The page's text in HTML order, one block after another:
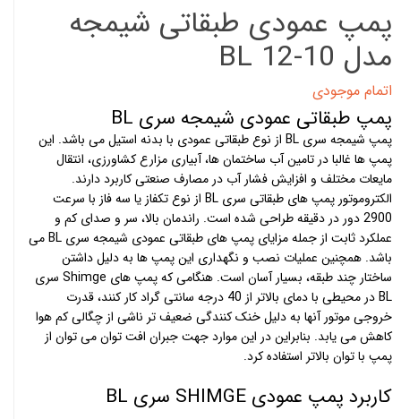
پمپ عمودی طبقاتی شیمجه
مدل BL 12-10
اتمام موجودی
پمپ طبقاتی عمودی شیمجه سری BL
پمپ شیمجه سری BL از نوع طبقاتی عمودی با بدنه استیل می باشد. این
پمپ ها غالبا در تامین آب ساختمان ها، آبیاری مزارع کشاورزی، انتقال
مایعات مختلف و افزایش فشار آب در مصارف صنعتی کاربرد دارند.
الکتروموتور پمپ های طبقاتی
سری BL از نوع تکفاز یا سه فاز با سرعت
2900 دور در دقیقه طراحی شده است. راندمان بالا، سر و صدای کم و
عملکرد ثابت از جمله مزایای پمپ های طبقاتی عمودی شیمجه سری BL می
باشد. همچنین عملیات نصب و نگهداری این پمپ ها به دلیل داشتن
ساختار چند طبقه، بسیار آسان است. هنگامی که پمپ های Shimge سری
BL در محیطی با دمای بالاتر از 40 درجه سانتی گراد کار کنند، قدرت
خروجی موتور آنها به دلیل خنک کنندگی ضعیف تر ناشی از چگالی کم هوا
کاهش می یابد. بنابراین در این موارد جهت جبران افت توان می توان از
پمپ با توان بالاتر استفاده کرد.
کاربرد پمپ عمودی SHIMGE سری BL